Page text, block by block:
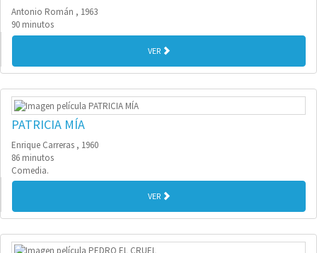
Antonio Román , 1963
90 minutos
VER
PATRICIA MÍA
Enrique Carreras , 1960
86 minutos
Comedia.
VER